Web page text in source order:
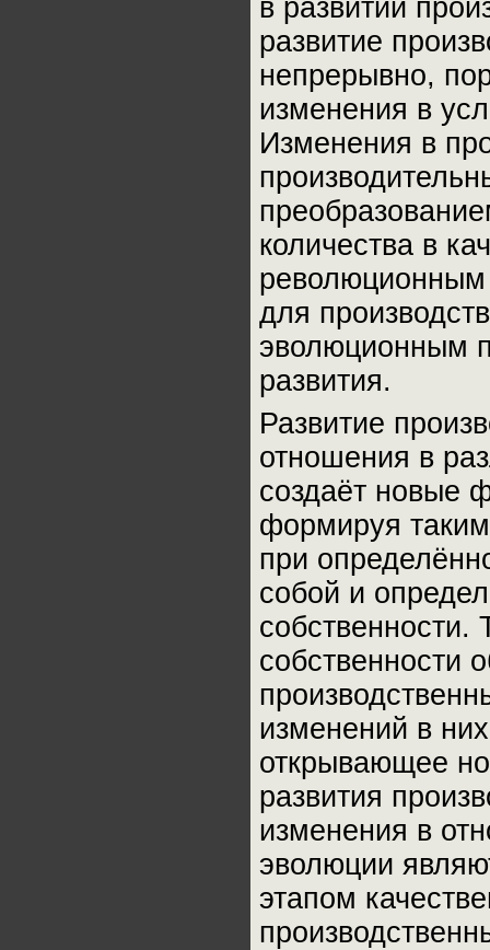
в развитии
развитие
непрерывно,
изменения в
Изменения в
количества в
революционным
для
эволюционным
развития.
Развитие
отношения в
создаёт новые
формируя
при
собой и
собственности
изменений в
открывающее
развития
изменения в
эволюции
этапом